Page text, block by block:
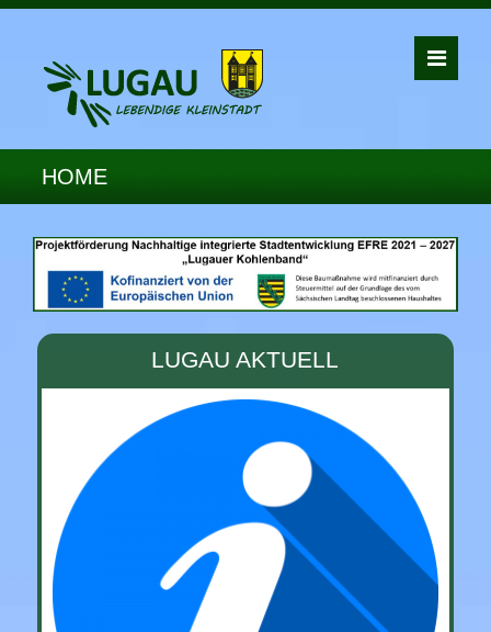
HOME
LUGAU AKTUELL